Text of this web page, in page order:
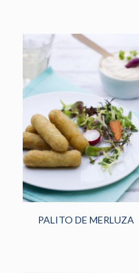
PALITO DE MERLUZA